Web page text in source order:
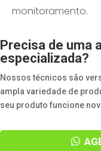
monitoramento.
Precisa de uma
especializada?
Nossos técnicos são
ampla variedade de
seu produto funcione